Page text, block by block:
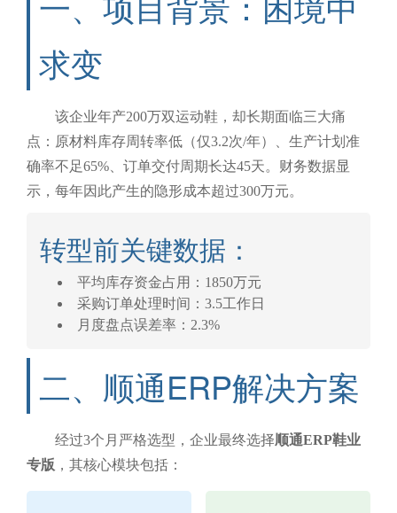
求变
该企业年产200万双运动鞋，却长期面临三大痛
点： 原材料库存周转率低（仅3.2次/年）、生产计划准
确率不足65%、订单交付周期长达45天。财务数据显
示，每年因此产生的隐形成本超过300万元。
转型前关键数据：
平均库存资金占用：1850万元
采购订单处理时间：3.5工作日
月度盘点误差率：2.3%
二、顺通ERP解决方案
经过3个月严格选型，企业最终选择顺通ERP鞋业
专版 ，其核心模块包括：